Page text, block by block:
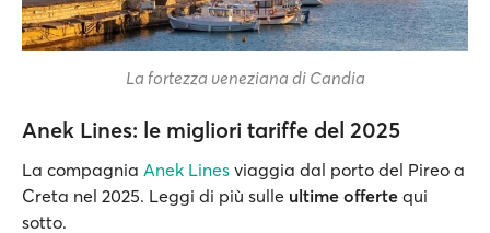
La fortezza veneziana di Candia
Anek Lines: le migliori tariffe del 2025
La compagnia Anek Lines viaggia dal porto del Pireo a
Creta nel 2025. Leggi di più sulle ultime offerte qui
sotto.